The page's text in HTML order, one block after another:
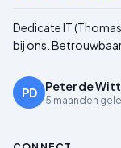
Dedicate IT
bij ons. Betrouwbaar
PD Peter de
5 maanden